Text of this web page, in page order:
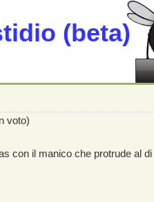
(beta)
voto)
con il manico che protrude al